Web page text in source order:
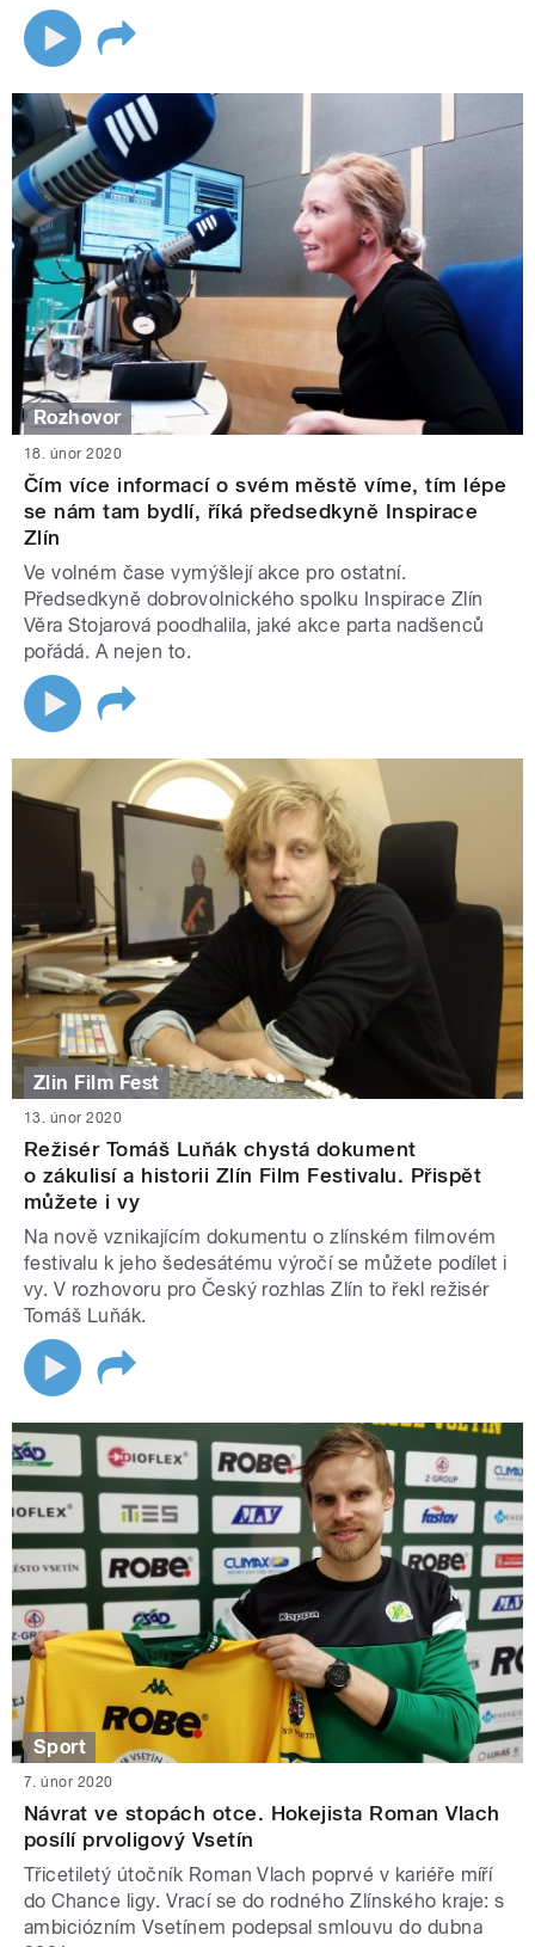
Rozhovor
18. únor 2020
Čím více informací o svém městě víme, tím lépe
se nám tam bydlí, říká předsedkyně Inspirace
Zlín
Ve volném čase vymýšlejí akce pro ostatní.
Předsedkyně dobrovolnického spolku Inspirace Zlín
Věra Stojarová poodhalila, jaké akce parta nadšenců
pořádá. A nejen to.
Zlin Film Fest
13. únor 2020
Režisér Tomáš Luňák chystá dokument
o zákulisí a historii Zlín Film Festivalu. Přispět
můžete i vy
Na nově vznikajícím dokumentu o zlínském filmovém
festivalu k jeho šedesátému výročí se můžete podílet i
vy. V rozhovoru pro Český rozhlas Zlín to řekl režisér
Tomáš Luňák.
Sport
7. únor 2020
Návrat ve stopách otce. Hokejista Roman Vlach
posílí prvoligový Vsetín
Třicetiletý útočník Roman Vlach poprvé v kariéře míří
do Chance ligy. Vrací se do rodného Zlínského kraje: s
ambiciózním Vsetínem podepsal smlouvu do dubna